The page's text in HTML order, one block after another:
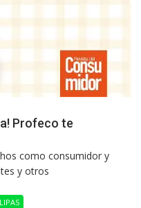
Profeco te
como consumidor y
y otros